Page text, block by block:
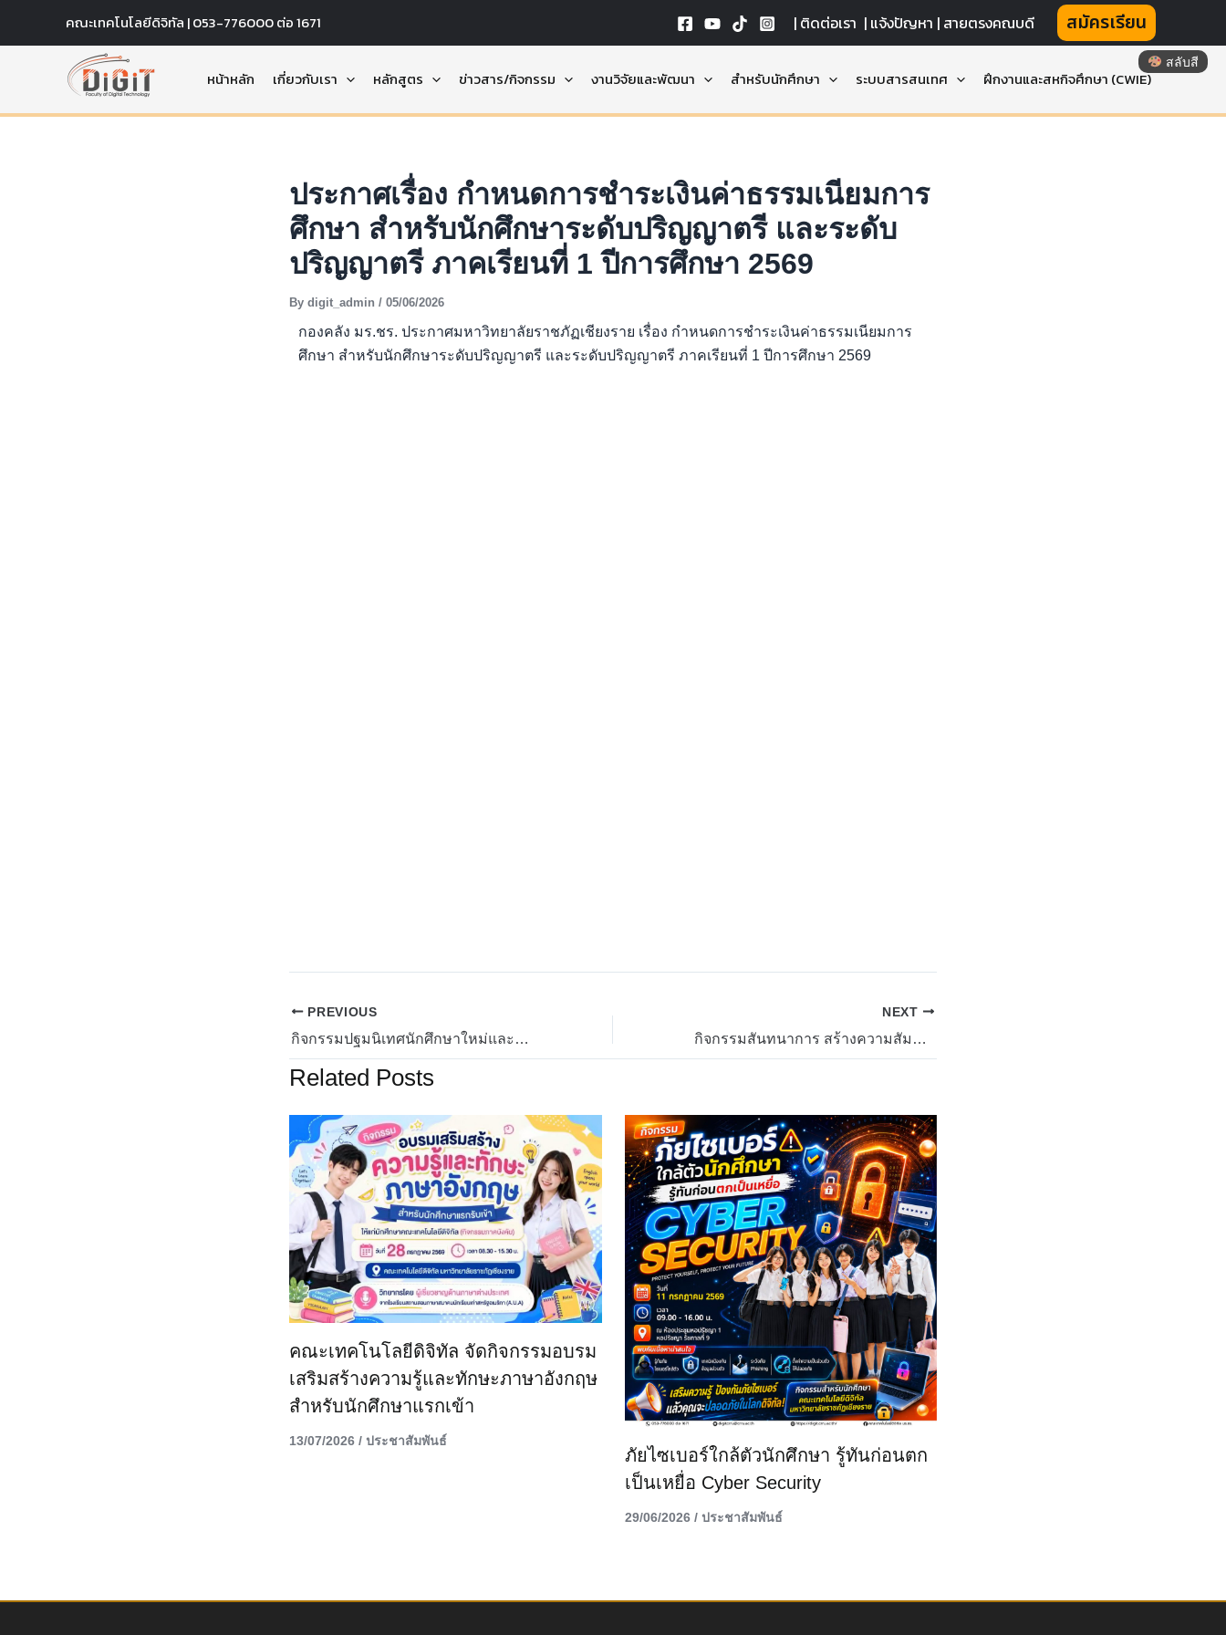
คณะเทคโนโลยีดิจิทัล | 053-776000 ต่อ 1671 | ติดต่อเรา | แจ้งปัญหา | สายตรงคณบดี สมัครเรียน
หน้าหลัก เกี่ยวกับเรา หลักสูตร ข่าวสาร/กิจกรรม งานวิจัยและพัฒนา สำหรับนักศึกษา ระบบสารสนเทศ ฝึกงานและสหกิจศึกษา (CWIE)
ประกาศเรื่อง กำหนดการชำระเงินค่าธรรมเนียมการ
ศึกษา สำหรับนักศึกษาระดับปริญญาตรี และระดับ
ปริญญาตรี ภาคเรียนที่ 1 ปีการศึกษา 2569
By digit_admin / 05/06/2026
กองคลัง มร.ชร. ประกาศมหาวิทยาลัยราชภัฏเชียงราย เรื่อง กำหนดการชำระเงินค่าธรรมเนียมการ
ศึกษา สำหรับนักศึกษาระดับปริญญาตรี และระดับปริญญาตรี ภาคเรียนที่ 1 ปีการศึกษา 2569
PREVIOUS
กิจกรรมปฐมนิเทศนักศึกษาใหม่และประชุมผู้ปกครอง ประจำปีการศึกษา 2569
NEXT
กิจกรรมสันทนาการ สร้างความสัมพันธ์ในรั้วมหาวิทยาลัย
Related Posts
คณะเทคโนโลยีดิจิทัล จัดกิจกรรมอบรม
เสริมสร้างความรู้และทักษะภาษาอังกฤษ
สำหรับนักศึกษาแรกเข้า
13/07/2026 / ประชาสัมพันธ์
ภัยไซเบอร์ใกล้ตัวนักศึกษา รู้ทันก่อนตก
เป็นเหยื่อ Cyber Security
29/06/2026 / ประชาสัมพันธ์
สลับสี